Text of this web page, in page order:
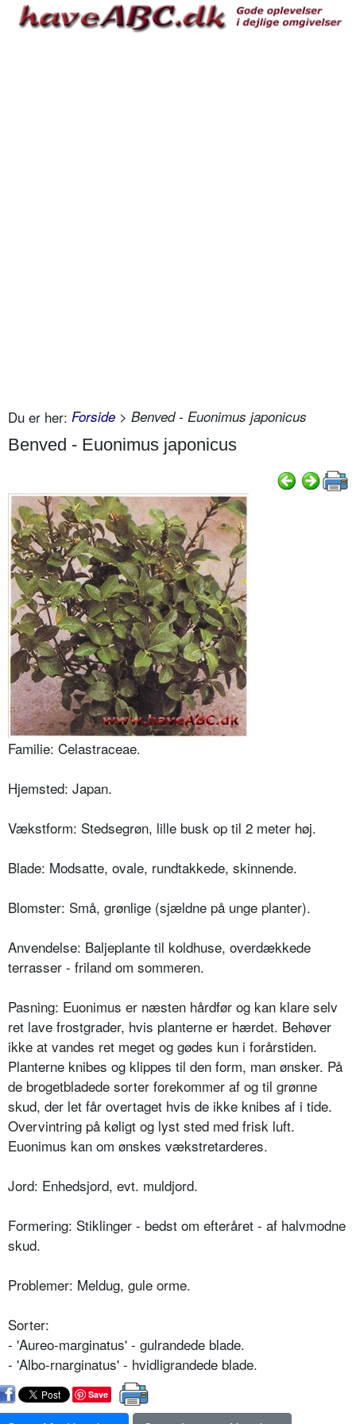
Du er her: Forside > Benved - Euonimus japonicus
Benved - Euonimus japonicus
Familie: Celastraceae.
Hjemsted: Japan.
Vækstform: Stedsegrøn, lille busk op til 2 meter høj.
Blade: Modsatte, ovale, rundtakkede, skinnende.
Blomster: Små, grønlige (sjældne på unge planter).
Anvendelse: Baljeplante til koldhuse, overdækkede
terras­ser - friland om sommeren.
Pasning: Euonimus er næsten hårdfør og kan klare selv
ret lave frostgrader, hvis planterne er hærdet. Behøver
ikke at vandes ret meget og gødes kun i forårstiden.
Planterne knibes og klippes til den form, man ønsker. På
de brogetbladede sorter forekommer af og til grønne
skud, der let får overtaget hvis de ikke knibes af i tide.
Overvintring på køligt og lyst sted med frisk luft.
Euonimus kan om ønskes vækstretarderes.
Jord: Enhedsjord, evt. muldjord.
Formering: Stiklinger - bedst om efteråret - af halvmodne
skud.
Problemer: Meldug, gule orme.
Sorter:
- 'Aureo-marginatus' - gulrandede blade.
- 'Albo-rnarginatus' - hvidligrandede blade.
Save